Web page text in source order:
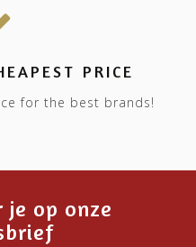
PRICE
for the best brands!
je op onze